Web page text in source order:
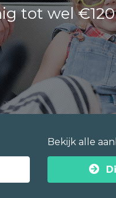
tot wel
Bekijk alle